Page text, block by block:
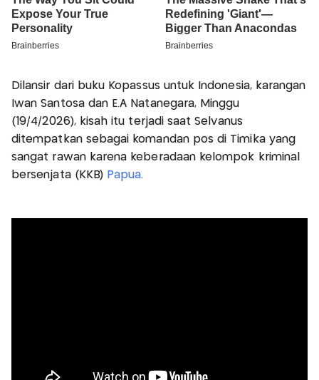
Dilansir dari buku Kopassus untuk Indonesia, karangan
Iwan Santosa dan E.A Natanegara, Minggu
(19/4/2026), kisah itu terjadi saat Selvanus
ditempatkan sebagai komandan pos di Timika yang
sangat rawan karena keberadaan kelompok kriminal
bersenjata (KKB) Papua.